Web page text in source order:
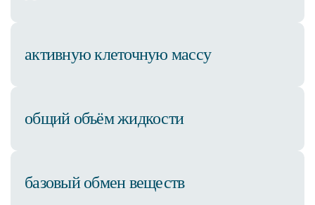
Коррекция фигуры
RSL-массаж
Лазерная шлифовка
активную клеточную массу
общий объём жидкости
базовый обмен веществ